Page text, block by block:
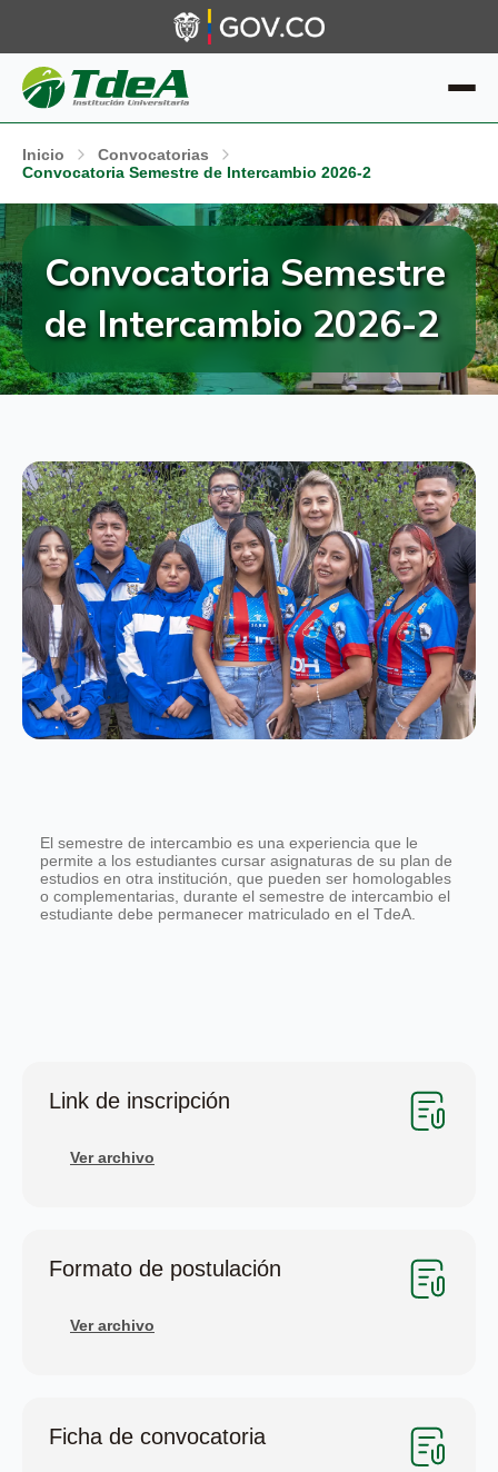
Inicio
Convocatorias
Convocatoria Semestre de Intercambio 2026-2
Convocatoria Semestre
de Intercambio 2026-2
El semestre de intercambio es una experiencia que le
permite a los estudiantes cursar asignaturas de su plan de
estudios en otra institución, que pueden ser homologables
o complementarias, durante el semestre de intercambio el
estudiante debe permanecer matriculado en el TdeA.
Link de inscripción
Ver archivo
Formato de postulación
Ver archivo
Ficha de convocatoria